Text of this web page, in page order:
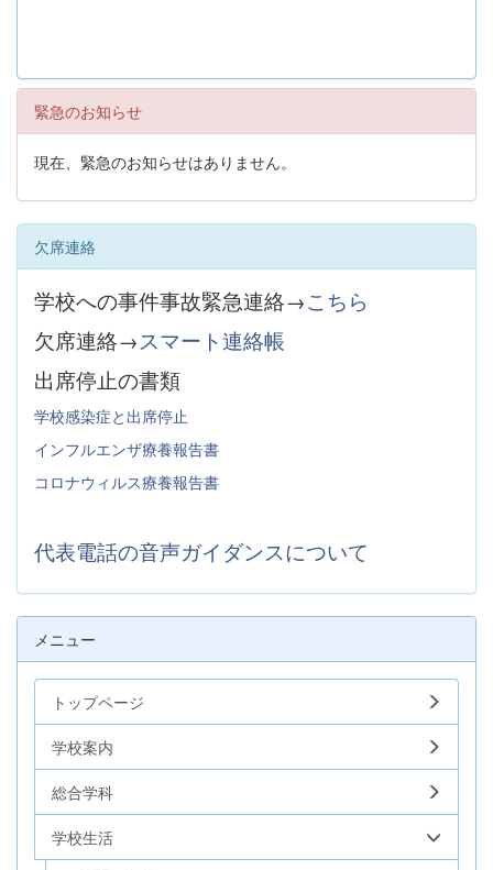
緊急のお知らせ
現在、緊急のお知らせはありません。
欠席連絡
学校への事件事故緊急連絡→こちら
欠席連絡→スマート連絡帳
出席停止の書類
学校感染症と出席停止
インフルエンザ療養報告書
コロナウィルス療養報告書
代表電話の音声ガイダンスについて
メニュー
トップページ
学校案内
総合学科
学校生活